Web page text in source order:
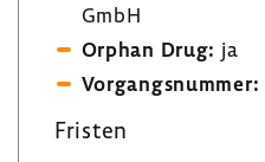
GmbH
Orphan Drug: ja
Vorgangs­nummer:
Fristen